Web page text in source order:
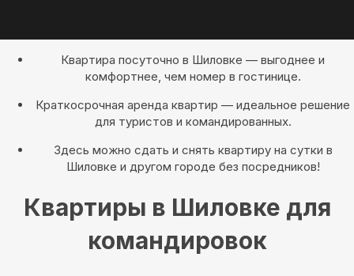
Квартира посуточно в Шиловке — выгоднее и
комфортнее, чем номер в гостинице.
Краткосрочная аренда квартир — идеальное решение
для туристов и командированных.
Здесь можно сдать и снять квартиру на сутки в
Шиловке и другом городе без посредников!
Квартиры в Шиловке для
командировок